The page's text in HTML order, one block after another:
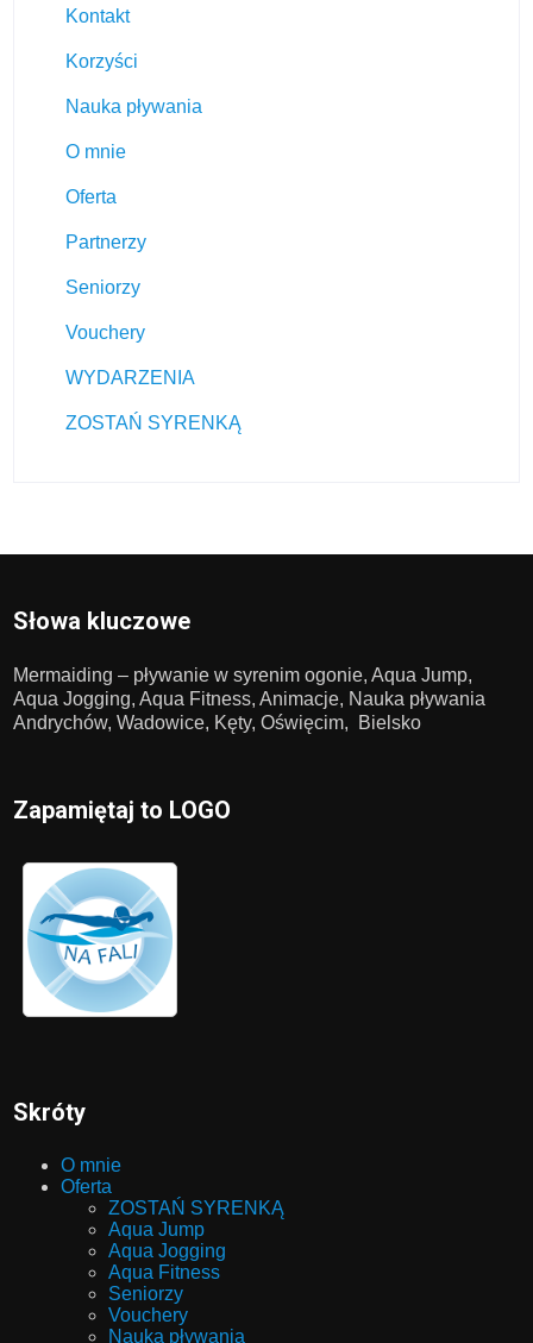
Kontakt
Korzyści
Nauka pływania
O mnie
Oferta
Partnerzy
Seniorzy
Vouchery
WYDARZENIA
ZOSTAŃ SYRENKĄ
Słowa kluczowe
Mermaiding – pływanie w syrenim ogonie, Aqua Jump,
Aqua Jogging, Aqua Fitness, Animacje, Nauka pływania
Andrychów, Wadowice, Kęty, Oświęcim, Bielsko
Zapamiętaj to LOGO
Skróty
O mnie
Oferta
ZOSTAŃ SYRENKĄ
Aqua Jump
Aqua Jogging
Aqua Fitness
Seniorzy
Vouchery
Nauka pływania